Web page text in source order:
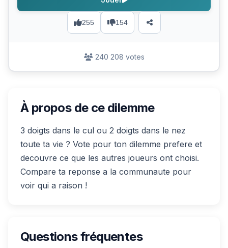
255 154
240 208 votes
À propos de ce dilemme
3 doigts dans le cul ou 2 doigts dans le nez
toute ta vie ? Vote pour ton dilemme prefere et
decouvre ce que les autres joueurs ont choisi.
Compare ta reponse a la communaute pour
voir qui a raison !
Questions fréquentes